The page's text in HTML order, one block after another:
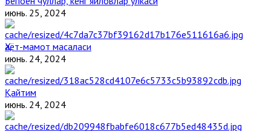
июнь. 25, 2024
Ҳаёт-мамот масаласи
июнь. 24, 2024
Қайтим
июнь. 24, 2024